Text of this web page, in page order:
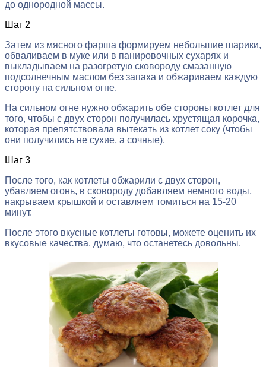
до однородной массы.
Шаг 2
Затем из мясного фарша формируем небольшие шарики,
обваливаем в муке или в панировочных сухарях и
выкладываем на разогретую сковороду смазанную
подсолнечным маслом без запаха и обжариваем каждую
сторону на сильном огне.
На сильном огне нужно обжарить обе стороны котлет для
того, чтобы с двух сторон получилась хрустящая корочка,
которая препятствовала вытекать из котлет соку (чтобы
они получились не сухие, а сочные).
Шаг 3
После того, как котлеты обжарили с двух сторон,
убавляем огонь, в сковороду добавляем немного воды,
накрываем крышкой и оставляем томиться на 15-20
минут.
После этого вкусные котлеты готовы, можете оценить их
вкусовые качества. думаю, что останетесь довольны.